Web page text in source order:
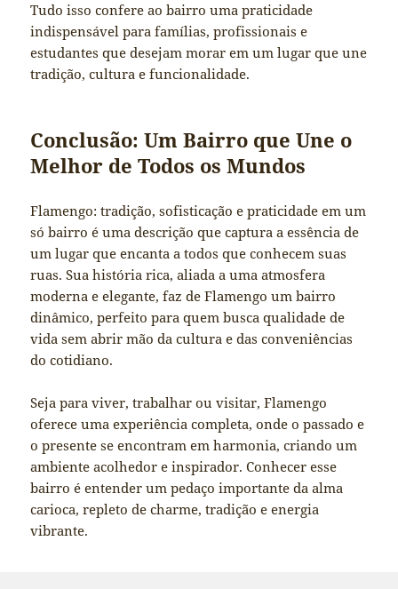
Tudo isso confere ao bairro uma praticidade
indispensável para famílias, profissionais e
estudantes que desejam morar em um lugar que une
tradição, cultura e funcionalidade.
Conclusão: Um Bairro que Une o
Melhor de Todos os Mundos
Flamengo: tradição, sofisticação e praticidade em um
só bairro é uma descrição que captura a essência de
um lugar que encanta a todos que conhecem suas
ruas. Sua história rica, aliada a uma atmosfera
moderna e elegante, faz de Flamengo um bairro
dinâmico, perfeito para quem busca qualidade de
vida sem abrir mão da cultura e das conveniências
do cotidiano.
Seja para viver, trabalhar ou visitar, Flamengo
oferece uma experiência completa, onde o passado e
o presente se encontram em harmonia, criando um
ambiente acolhedor e inspirador. Conhecer esse
bairro é entender um pedaço importante da alma
carioca, repleto de charme, tradição e energia
vibrante.